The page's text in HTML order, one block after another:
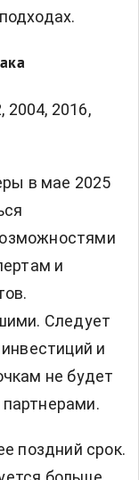
2004, 2016,
в мае 2025
и
Следует
и
не будет
поздний срок.